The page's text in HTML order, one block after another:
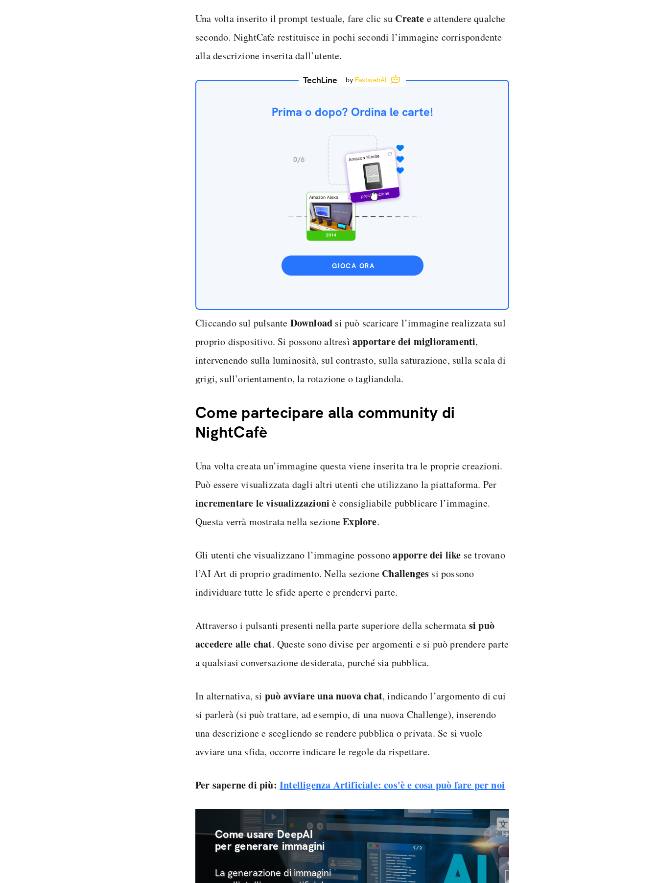
Una volta inserito il prompt testuale, fare clic su Create e attendere qualche
secondo. NightCafe restituisce in pochi secondi l’immagine corrispondente
alla descrizione inserita dall’utente.
TechLine by FastwebAI
Prima o dopo? Ordina le carte!
GIOCA ORA
Cliccando sul pulsante Download si può scaricare l’immagine realizzata sul
proprio dispositivo. Si possono altresìapportare dei miglioramenti,
intervenendo sulla luminosità, sul contrasto, sulla saturazione, sulla scala di
grigi, sull’orientamento, la rotazione o tagliandola.
Come partecipare alla community di
NightCafè
Una volta creata un’immagine questa viene inserita tra le proprie creazioni.
Può essere visualizzata dagli altri utenti che utilizzano la piattaforma. Per
incrementare le visualizzazioni è consigliabile pubblicare l’immagine.
Questa verrà mostrata nella sezioneExplore.
Gli utenti che visualizzano l’immagine possonoapporre dei like se trovano
l’AI Art di proprio gradimento. Nella sezione Challenges si possono
individuare tutte le sfide aperte e prendervi parte.
Attraverso i pulsanti presenti nella parte superiore della schermata si può
accedere alle chat. Queste sono divise per argomenti e si può prendere parte
a qualsiasi conversazione desiderata, purché sia pubblica.
In alternativa, si può avviare una nuova chat, indicando l’argomento di cui
si parlerà (si può trattare, ad esempio, di una nuova Challenge), inserendo
una descrizione e scegliendo se rendere pubblica o privata. Se si vuole
avviare una sfida, occorre indicare le regole da rispettare.
Per saperne di più: Intelligenza Artificiale: cos'è e cosa può fare per noi
Come usare DeepAI
per generare immagini
La generazione di immagini